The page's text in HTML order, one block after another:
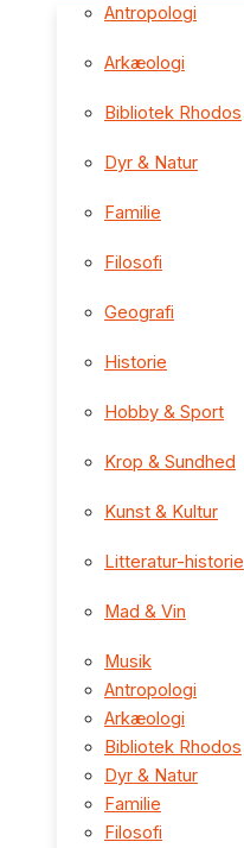
Antropologi
Arkæologi
Bibliotek Rhodos
Dyr & Natur
Familie
Filosofi
Geografi
Historie
Hobby & Sport
Krop & Sundhed
Kunst & Kultur
Litteratur-historie
Mad & Vin
Musik
Antropologi
Arkæologi
Bibliotek Rhodos
Dyr & Natur
Familie
Filosofi